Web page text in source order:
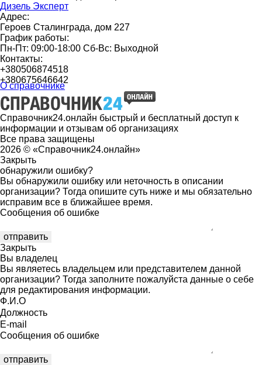
Дизель Эксперт
Адрес:
Героев Сталинграда, дом 227
График работы:
Пн-Пт: 09:00-18:00 Сб-Вс: Выходной
Контакты:
+380506874518
+380675646642
О справочнике
Справочник24.онлайн быстрый и бесплатный доступ к
информации и отзывам об организациях
Все права защищены
2026 © «Справочник24.онлайн»
Закрыть
обнаружили ошибку?
Вы обнаружили ошибку или неточность в описании
организации? Тогда опишите суть ниже и мы обязательно
исправим все в ближайшее время.
Сообщения об ошибке
Закрыть
Вы владелец
Вы являетесь владельцем или представителем данной
организации? Тогда заполните пожалуйста данные о себе
для редактирования информации.
Ф.И.О
Должность
E-mail
Сообщения об ошибке